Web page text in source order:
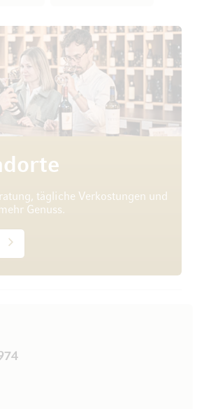
tägliche Verkostungen und
Genuss.